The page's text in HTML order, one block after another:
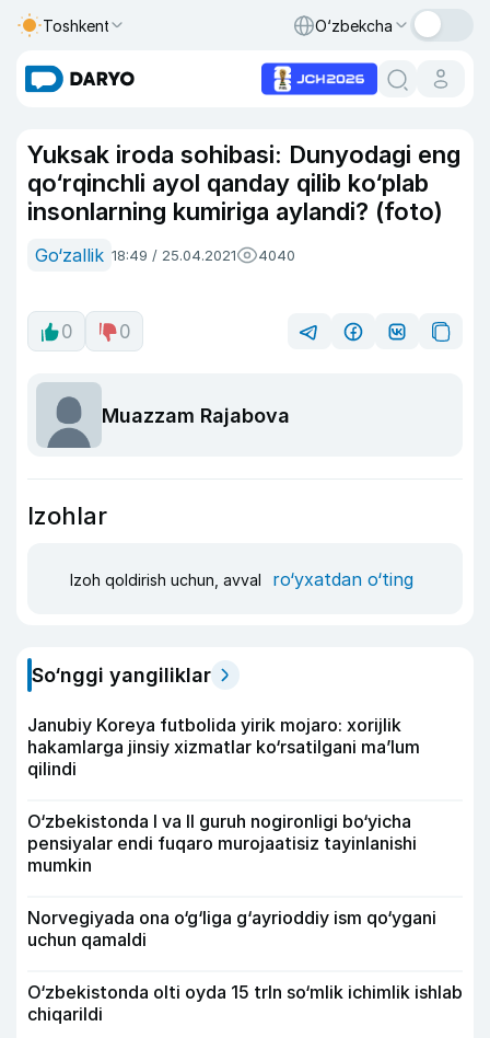
Toshkent O‘zbekcha
Yuksak iroda sohibasi: Dunyodagi eng
qo‘rqinchli ayol qanday qilib ko‘plab
insonlarning kumiriga aylandi? (foto)
Go‘zallik 18:49 / 25.04.2021 4040
0 0
Muazzam Rajabova
Izohlar
Izoh qoldirish uchun, avval ro‘yxatdan o‘ting
So‘nggi yangiliklar
Janubiy Koreya futbolida yirik mojaro: xorijlik
hakamlarga jinsiy xizmatlar ko‘rsatilgani ma’lum
qilindi
O‘zbekistonda I va II guruh nogironligi bo‘yicha
pensiyalar endi fuqaro murojaatisiz tayinlanishi
mumkin
Norvegiyada ona o‘g‘liga g‘ayrioddiy ism qo‘ygani
uchun qamaldi
O‘zbekistonda olti oyda 15 trln so‘mlik ichimlik ishlab
chiqarildi